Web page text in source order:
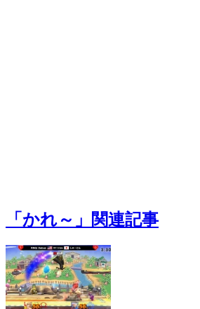
「かれ～」関連記事